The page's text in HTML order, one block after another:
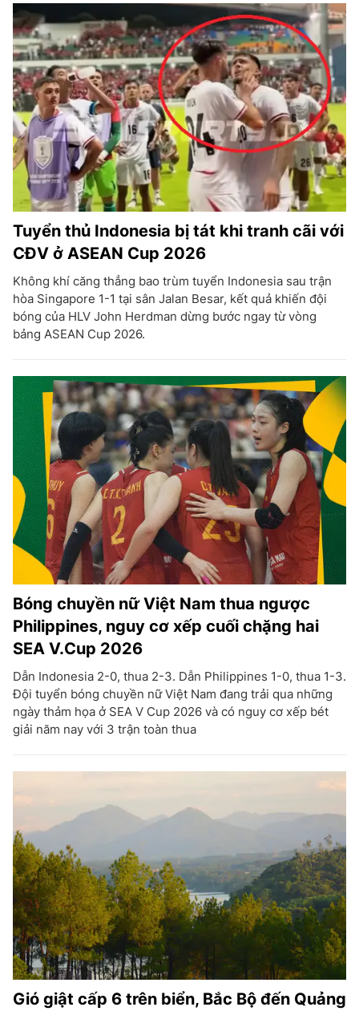
Tuyển thủ Indonesia bị tát khi tranh cãi với
CĐV ở ASEAN Cup 2026
Không khí căng thẳng bao trùm tuyển Indonesia sau trận
hòa Singapore 1-1 tại sân Jalan Besar, kết quả khiến đội
bóng của HLV John Herdman dừng bước ngay từ vòng
bảng ASEAN Cup 2026.
Bóng chuyền nữ Việt Nam thua ngược
Philippines, nguy cơ xếp cuối chặng hai
SEA V.Cup 2026
Dẫn Indonesia 2-0, thua 2-3. Dẫn Philippines 1-0, thua 1-3.
Đội tuyển bóng chuyền nữ Việt Nam đang trải qua những
ngày thảm họa ở SEA V Cup 2026 và có nguy cơ xếp bét
giải năm nay với 3 trận toàn thua
Gió giật cấp 6 trên biển, Bắc Bộ đến Quảng